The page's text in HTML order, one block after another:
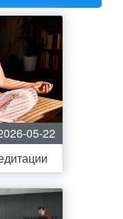
05-22